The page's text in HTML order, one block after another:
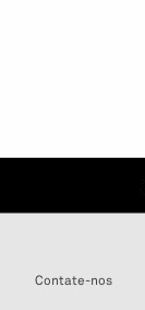
Contate-nos